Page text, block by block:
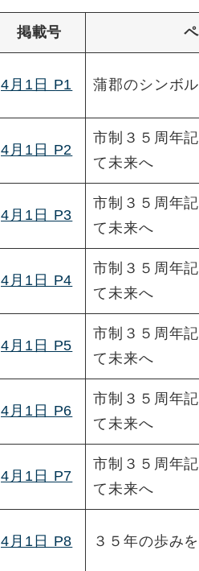
掲載号
4月1日 P1 蒲郡のシンボ
4月1日 P2
市制３５周年
て未来へ
4月1日 P3
市制３５周年
て未来へ
4月1日 P4
市制３５周年
て未来へ
4月1日 P5
市制３５周年
て未来へ
4月1日 P6
市制３５周年
て未来へ
4月1日 P7
市制３５周年
て未来へ
4月1日 P8 ３５年の歩み